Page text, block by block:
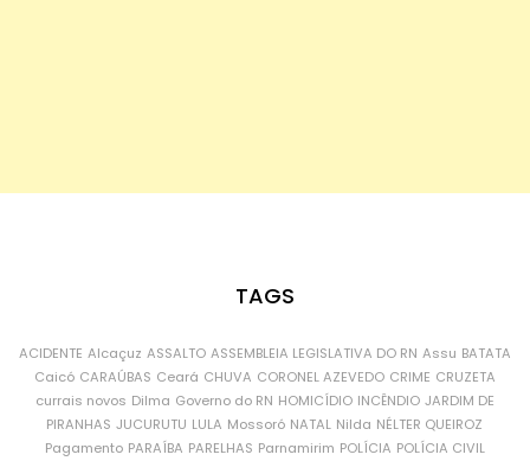
TAGS
ACIDENTE Alcaçuz ASSALTO ASSEMBLEIA LEGISLATIVA DO RN Assu BATATA
Caicó CARAÚBAS Ceará CHUVA CORONEL AZEVEDO CRIME CRUZETA
currais novos Dilma Governo do RN HOMICÍDIO INCÊNDIO JARDIM DE
PIRANHAS JUCURUTU LULA Mossoró NATAL Nilda NÉLTER QUEIROZ
Pagamento PARAÍBA PARELHAS Parnamirim POLÍCIA POLÍCIA CIVIL